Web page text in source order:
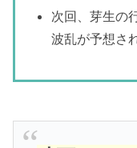
次回、芽生の
波乱が予想さ